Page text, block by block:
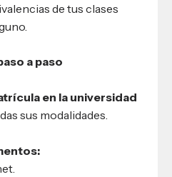
de tus clases
a paso
en la universidad
sus modalidades.